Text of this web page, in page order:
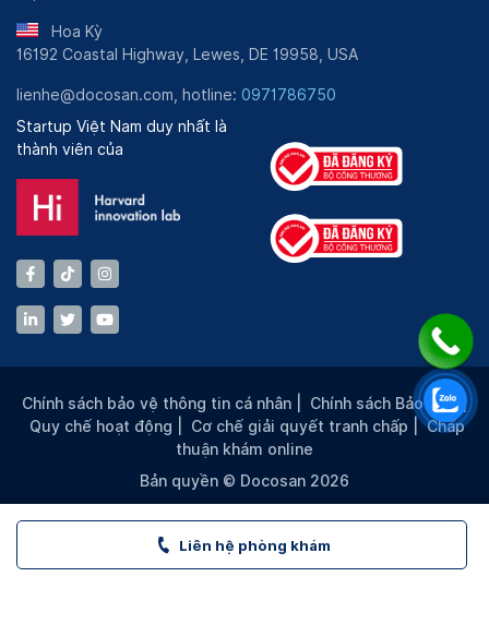
Liên hệ phòng khám
Hoa Kỳ
16192 Coastal Highway, Lewes, DE 19958, USA
lienhe@docosan.com, hotline: 0971786750
Startup Việt Nam duy nhất là
thành viên của
Chính sách bảo vệ thông tin cá nhân Chính sách Bảo mật |
Quy chế hoạt động
Cơ chế giải quyết tranh chấp |Chấp
thuận khám online
Bản quyền © Docosan 2026